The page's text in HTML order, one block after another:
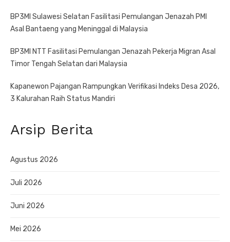
BP3MI Sulawesi Selatan Fasilitasi Pemulangan Jenazah PMI
Asal Bantaeng yang Meninggal di Malaysia
BP3MI NTT Fasilitasi Pemulangan Jenazah Pekerja Migran Asal
Timor Tengah Selatan dari Malaysia
Kapanewon Pajangan Rampungkan Verifikasi Indeks Desa 2026,
3 Kalurahan Raih Status Mandiri
Arsip Berita
Agustus 2026
Juli 2026
Juni 2026
Mei 2026